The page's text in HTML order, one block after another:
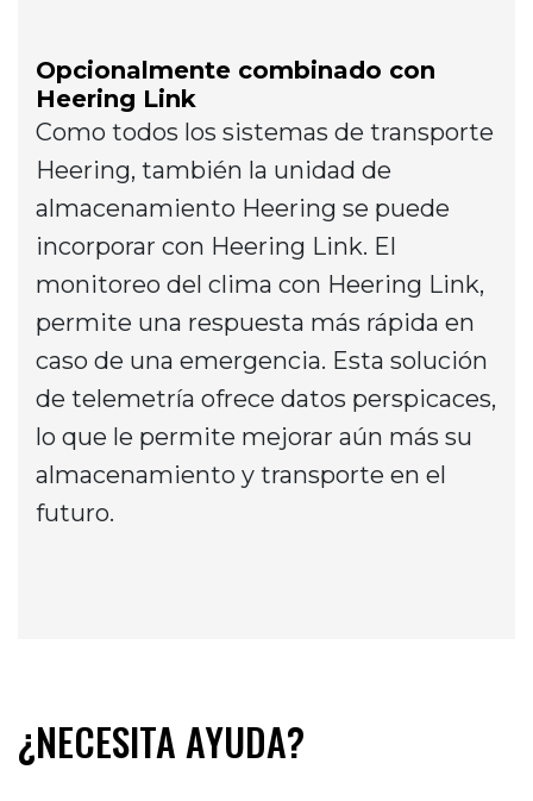
Opcionalmente combinado con
Heering Link
Como todos los sistemas de transporte
Heering, también la unidad de
almacenamiento Heering se puede
incorporar con Heering Link. El
monitoreo del clima con Heering Link,
permite una respuesta más rápida en
caso de una emergencia. Esta solución
de telemetría ofrece datos perspicaces,
lo que le permite mejorar aún más su
almacenamiento y transporte en el
futuro.
¿NECESITA AYUDA?